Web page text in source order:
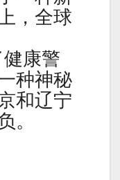
，全球
康警
种神秘
和辽宁
。